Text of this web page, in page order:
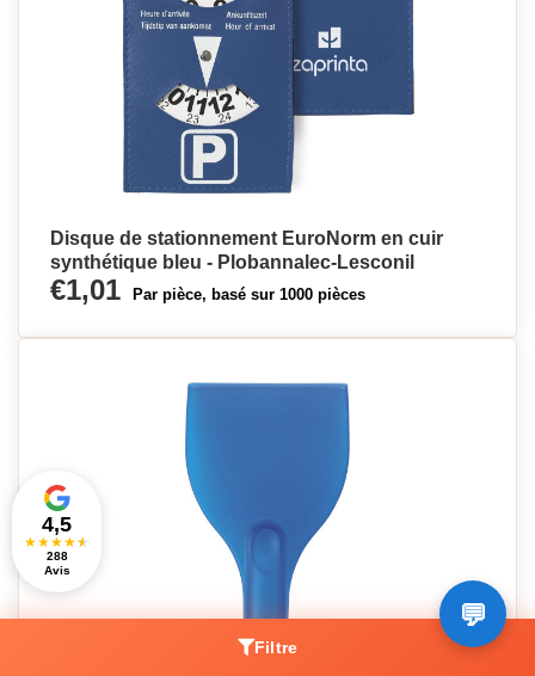
Disque de stationnement EuroNorm en cuir
synthétique bleu - Plobannalec-Lesconil
€1,01 Par pièce, basé sur 1000 pièces
Filtre
4,5
★★★★★
288
Avis